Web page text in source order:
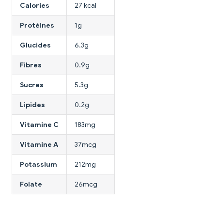
Calories 27 kcal
Protéines 1g
Glucides 6.3g
Fibres 0.9g
Sucres 5.3g
Lipides 0.2g
Vitamine C 183mg
Vitamine A 37mcg
Potassium 212mg
Folate 26mcg